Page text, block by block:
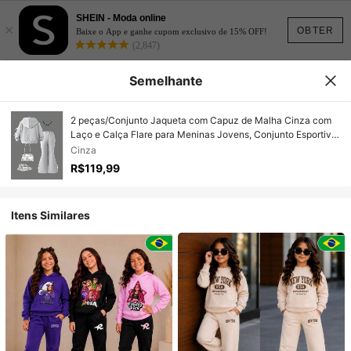
OBTER
×
SHEIN - Moda online
Baixe o App e ganhe cupom exclusivo de 15% OFF!
(2,847)
Semelhante
2 peças/Conjunto Jaqueta com Capuz de Malha Cinza com
Laço e Calça Flare para Meninas Jovens, Conjunto Esportivo
Casual para Outono e Inverno
Cinza
R$119,99
Itens Similares